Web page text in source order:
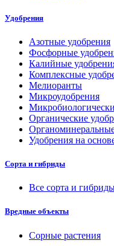
Удобрения
Азотные удобрения
Фосфорные
Калийные
Комплексные
Мелиоранты
Микроудобрения
Органические
Удобрения на
Сорта и гибриды
Все сорта и
Вредные объекты
Сорные растения